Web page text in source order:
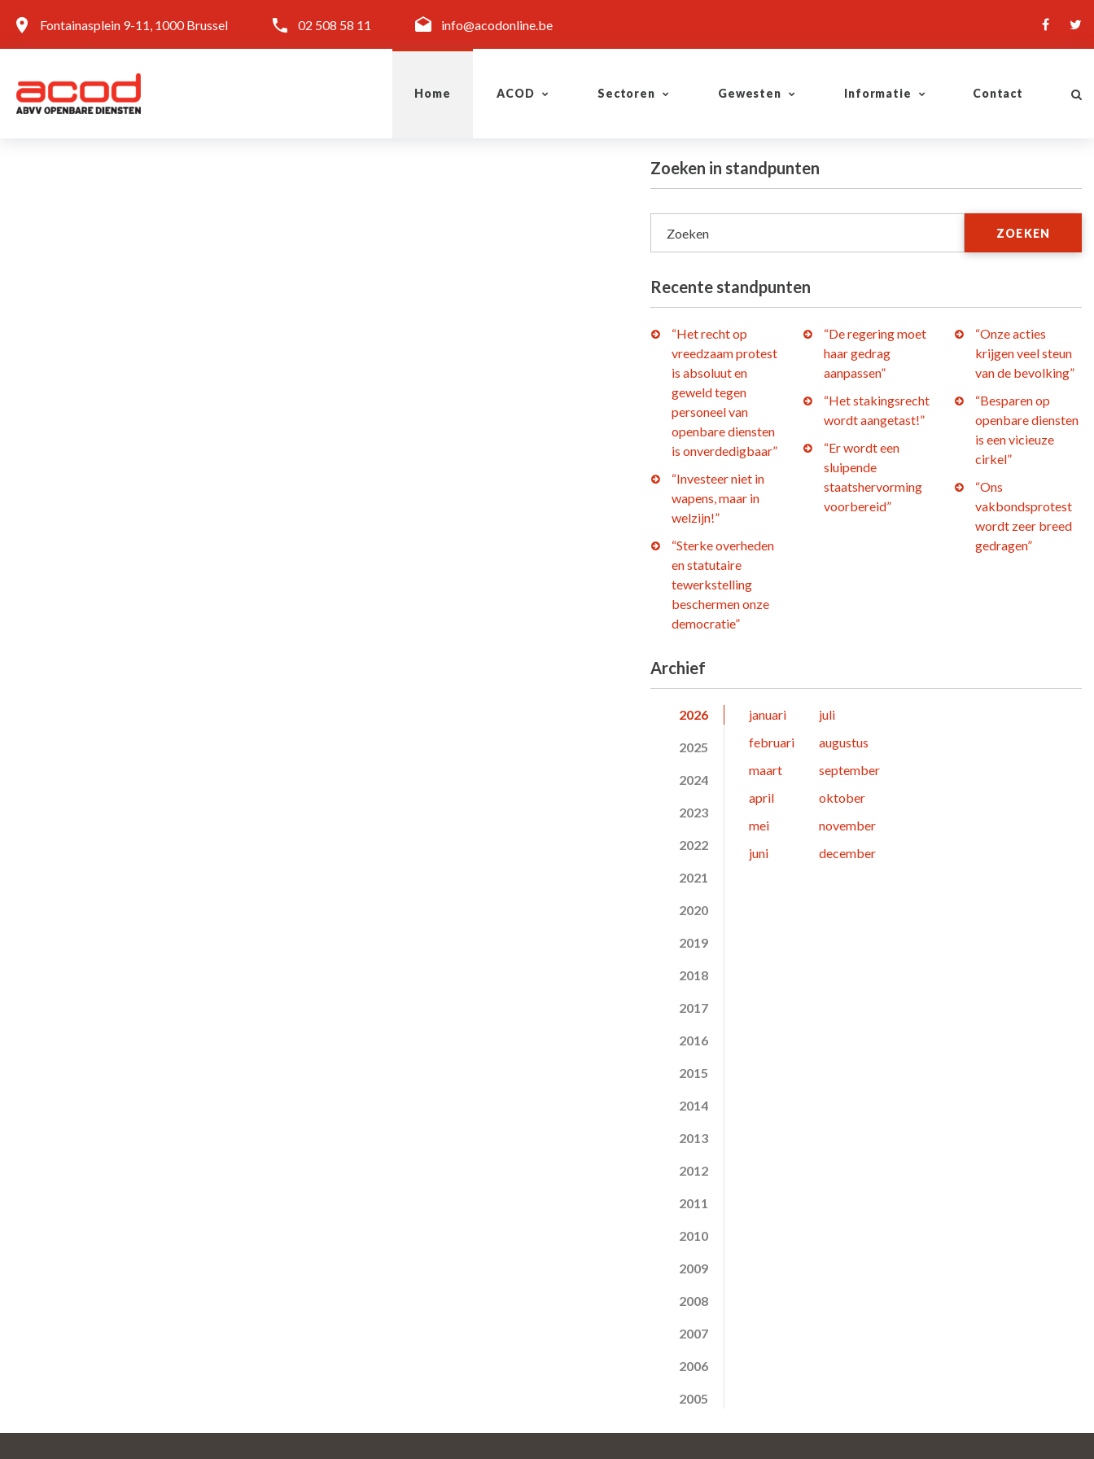
Fontainasplein 9-11, 1000 Brussel 02 508 58 11 info@acodonline.be
Home ACOD Sectoren Gewesten Informatie Contact
Zoeken in standpunten
Zoeken ZOEKEN
Recente standpunten
“Het recht op
vreedzaam protest
is absoluut en
geweld tegen
personeel van
openbare diensten
is onverdedigbaar”
“Investeer niet in
wapens, maar in
welzijn!”
“Sterke overheden
en statutaire
tewerkstelling
beschermen onze
democratie”
“De regering moet
haar gedrag
aanpassen”
“Het stakingsrecht
wordt aangetast!”
“Er wordt een
sluipende
staatshervorming
voorbereid”
“Onze acties
krijgen veel steun
van de bevolking”
“Besparen op
openbare diensten
is een vicieuze
cirkel”
“Ons
vakbondsprotest
wordt zeer breed
gedragen”
Archief
2026
2025
2024
2023
2022
2021
2020
2019
2018
2017
2016
2015
2014
2013
2012
2011
2010
2009
2008
2007
2006
2005
januari
februari
maart
april
mei
juni
juli
augustus
september
oktober
november
december